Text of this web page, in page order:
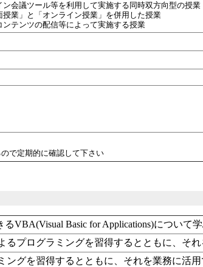
ン会議ツール等を利用して実施する同時双方向型の授業
授業」と「オンライン授業」を併用した授業
ンテンツの配信等によって実施する授業
で定期的に確認して下さい
VBA(Visual Basic for Applications)について学
るプログラミングを習得するとともに、それ
ングを習得するとともに、それを業務に活用